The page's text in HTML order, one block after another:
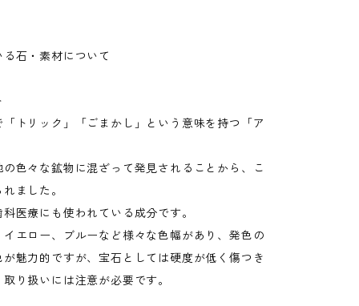
石・素材について
「トリック」「ごまかし」という意味を持つ「ア
の色々な鉱物に混ざって発見されることから、こ
ました。
医療にも使われている成分です。
イエロー、ブルーなど様々な色幅があり、発色の
が魅力的ですが、宝石としては硬度が低く傷つき
り扱いには注意が必要です。